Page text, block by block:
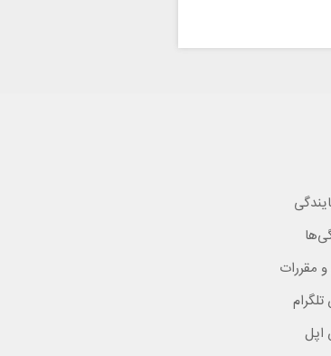
و مقررات
اپل